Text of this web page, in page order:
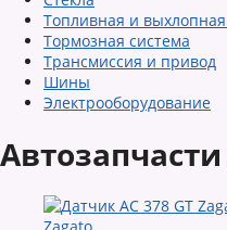
Топливная и
Тормозная система
Трансмиссия и привод
Шины
Электрооборудование
Автозапчасти